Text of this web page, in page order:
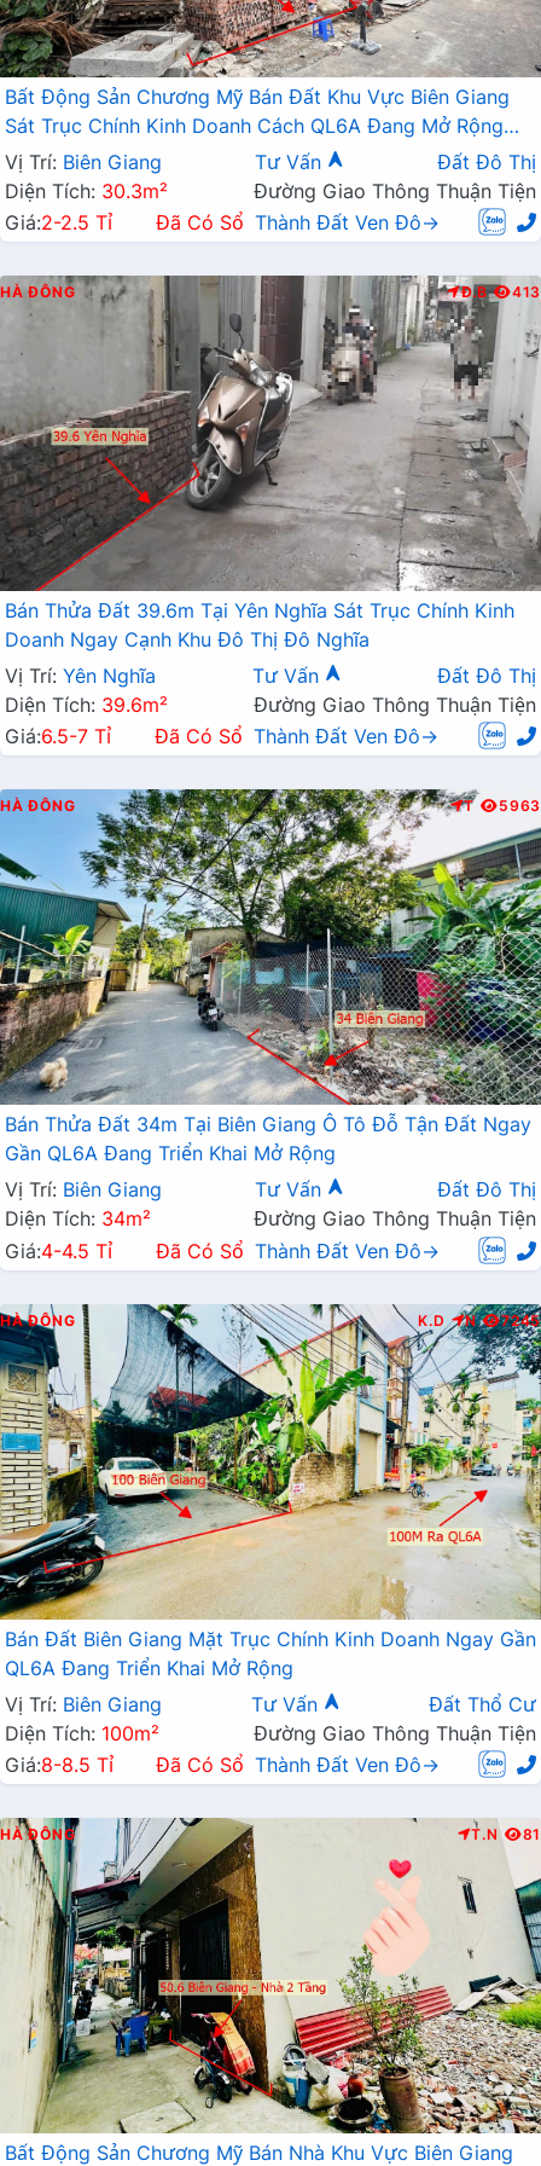
Bất Động Sản Chương Mỹ Bán Đất Khu Vực Biên Giang
Sát Trục Chính Kinh Doanh Cách QL6A Đang Mở Rộng
Chỉ Vài Trăm Mét
Vị Trí: Biên Giang Tư Vấn
Đất Đô Thị
Diện Tích: 30.3m²
Đường Giao Thông Thuận Tiện
Giá:2-2.5 Tỉ Đã Có Sổ Thành Đất Ven Đô→
HÀ ĐÔNG Đ.B 413
Bán Thửa Đất 39.6m Tại Yên Nghĩa Sát Trục Chính Kinh
Doanh Ngay Cạnh Khu Đô Thị Đô Nghĩa
Vị Trí: Yên Nghĩa Tư Vấn
Đất Đô Thị
Diện Tích: 39.6m²
Đường Giao Thông Thuận Tiện
Giá:6.5-7 Tỉ Đã Có Sổ Thành Đất Ven Đô→
HÀ ĐÔNG T 5963
Bán Thửa Đất 34m Tại Biên Giang Ô Tô Đỗ Tận Đất Ngay
Gần QL6A Đang Triển Khai Mở Rộng
Vị Trí: Biên Giang Tư Vấn
Đất Đô Thị
Diện Tích: 34m²
Đường Giao Thông Thuận Tiện
Giá:4-4.5 Tỉ Đã Có Sổ Thành Đất Ven Đô→
HÀ ĐÔNG K.D N 7245
Bán Đất Biên Giang Mặt Trục Chính Kinh Doanh Ngay Gần
QL6A Đang Triển Khai Mở Rộng
Vị Trí: Biên Giang Tư Vấn
Đất Thổ Cư
Diện Tích: 100m²
Đường Giao Thông Thuận Tiện
Giá:8-8.5 Tỉ Đã Có Sổ Thành Đất Ven Đô→
HÀ ĐÔNG T.N 81
Bất Động Sản Chương Mỹ Bán Nhà Khu Vực Biên Giang